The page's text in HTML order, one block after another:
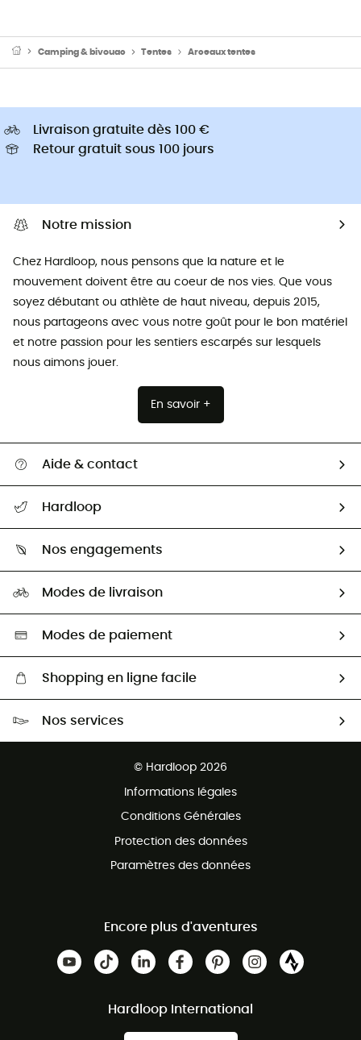
Camping & bivouac Tentes Arceaux tentes
Livraison gratuite dès 100 €
Retour gratuit sous 100 jours
Notre mission
Chez Hardloop, nous pensons que la nature et le
mouvement doivent être au coeur de nos vies. Que vous
soyez débutant ou athlète de haut niveau, depuis 2015,
nous partageons avec vous notre goût pour le bon matériel
et notre passion pour les sentiers escarpés sur lesquels
nous aimons jouer.
En savoir +
Aide & contact
Guide des tailles
Seconde Main
Aide & Contact
Hardloop
HardGuides
Nos engagements
Sélection éco-responsable
Modes de livraison
Modes de paiement
Shopping en ligne facile
Nos services
© Hardloop 2026
Informations légales
Conditions Générales
Protection des données
Paramètres des données
Encore plus d'aventures
Hardloop International